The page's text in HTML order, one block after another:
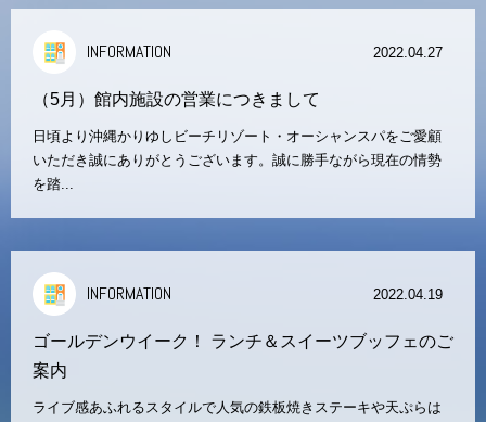
INFORMATION 2022.04.27
（5月）館内施設の営業につきまして
日頃より沖縄かりゆしビーチリゾート・オーシャンスパをご愛顧
いただき誠にありがとうございます。誠に勝手ながら現在の情勢
を踏...
INFORMATION 2022.04.19
ゴールデンウイーク！ ランチ＆スイーツブッフェのご
案内
ライブ感あふれるスタイルで人気の鉄板焼きステーキや天ぷらは